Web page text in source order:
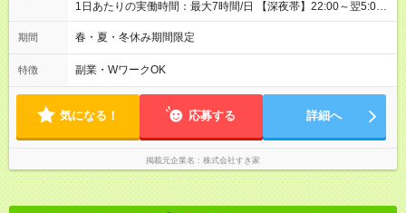
1日あたりの実働時間：最大7時間/日 【深夜帯】22:00～翌5:00
週2日～・1日2h～OK◎ ※22:00から翌5:00までは18歳以上の方
のみ勤務可能です（18歳未満の深夜業務禁止のため） ★深夜で
す。 必ず、2名以上での勤務を行いますので、安心して働けま
す。
期間 春・夏・冬休み期間限定
特徴 副業・WワークOK
気になる！ 応募する 詳細へ
掲載元企業名 株式会社すき家